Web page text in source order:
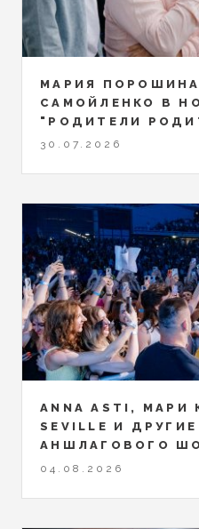
МАРИЯ
САМОЙЛЕНКО В
"РОДИТЕЛИ
30.07.2026
ANNA ASTI, МАРИ
SEVILLE И
АНШЛАГОВОГО
04.08.2026